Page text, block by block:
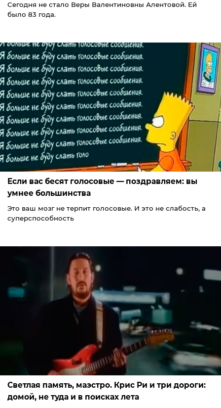
Сегодня не стало Веры Валентиновны Алентовой. Ей
было 83 года.
Если вас бесят голосовые — поздравляем: вы
умнее большинства
Это ваш мозг не терпит голосовые. И это не слабость, а
суперспособность
Светлая память, маэстро. Крис Ри и три дороги:
домой, не туда и в поисках лета